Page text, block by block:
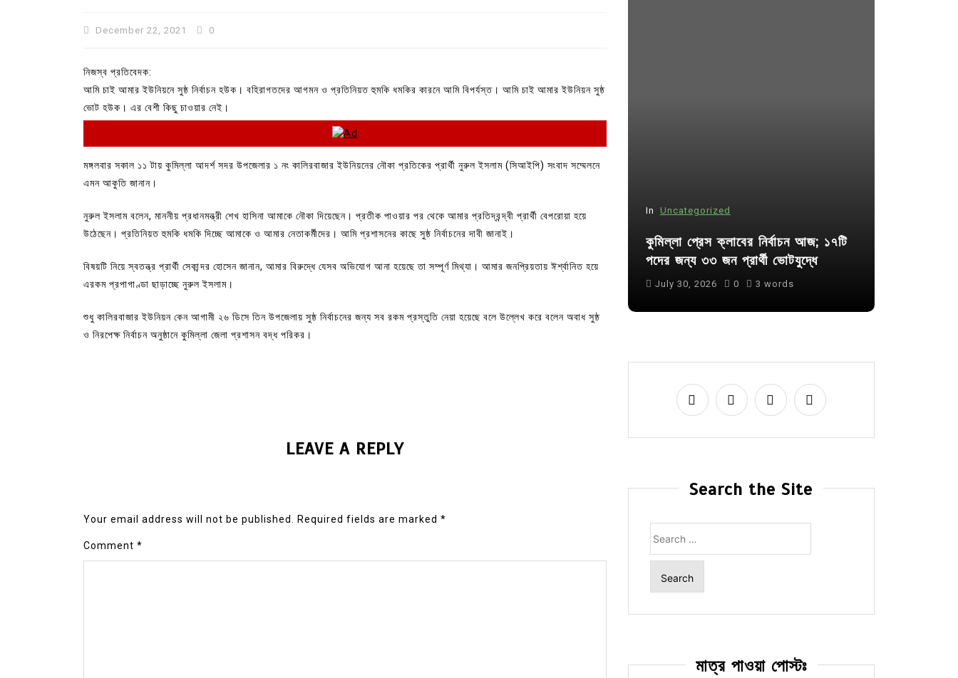
December 22, 2021 0
নিজস্ব প্রতিবেদক:
আমি চাই আমার ইউনিয়নে সুষ্ঠ নির্বাচন হউক। বহিরাগতদের আগমন ও প্রতিনিয়ত হুমকি ধমকির কারনে আমি বিপর্যস্ত। আমি চাই আমার ইউনিয়ন সুষ্ঠ
ভোট হউক। এর বেশী কিছু চাওয়ার নেই।
মঙ্গলবার সকাল ১১ টায় কুমিল্লা আদর্শ সদর উপজেলার ১ নং কালিরবাজার ইউনিয়নের নৌকা প্রতিকের প্রার্থী নুরুল ইসলাম (সিআইপি) সংবাদ সম্মেলনে
এমন আকুতি জানান।
নুরুল ইসলাম বলেন, মাননীয় প্রধানমন্ত্রী শেখ হাসিনা আমাকে নৌকা দিয়েছেন। প্রতীক পাওয়ার পর থেকে আমার প্রতিদ্বন্দ্বী প্রার্থী বেপরোয়া হয়ে
উঠেছেন। প্রতিনিয়ত হুমকি ধমকি দিচ্ছে আমাকে ও আমার নেতাকর্মীদের। আমি প্রশাসনের কাছে সুষ্ঠ নির্বাচনের দাবী জানাই।
বিষয়টি নিয়ে স্বতন্ত্র প্রার্থী সেকান্দর হোসেন জানান, আমার বিরুদ্ধে যেসব অভিযোগ আনা হয়েছে তা সম্পূর্ণ মিথ্যা। আমার জনপ্রিয়তায় ঈর্শ্বানিত হয়ে
এরকম প্রপাগাণ্ডা ছাড়াচ্ছে নুরুল ইসলাম।
শুধু কালিরবাজার ইউনিয়ন কেন আগামী ২৬ ডিসে তিন উপজেলায় সুষ্ঠ নির্বাচনের জন্য সব রকম প্রস্তুতি নেয়া হয়েছে বলে উল্লেখ করে বলেন অবাধ সুষ্ঠ
ও নিরপেক্ষ নির্বাচন অনুষ্ঠানে কুমিল্লা জেলা প্রশাসন বদ্ধ পরিকর।
LEAVE A REPLY
Your email address will not be published. Required fields are marked *
Comment *
Uncategorized
কুমিল্লা প্রেস ক্লাবের নির্বাচন আজ; ১৭টি
পদের জন্য ৩৩ জন প্রার্থী ভোটযুদ্ধে
July 30, 2026
In Uncategorized
আদর্শ সমাজ বিনির্মাণে সহায়ক ভুমিকা রাখে
ছাত্রসমাজ- প্রেসক্লাব সভাপতি
In Uncategorized
কুমিল্লা প্রেস ক্লাবের নির্বাচন আজ; ১৭টি
পদের জন্য ৩৩ জন প্রার্থী ভোটযুদ্ধে
July 30, 2026 0 3 words
Search the Site
for:
মাত্র পাওয়া পোস্টঃ